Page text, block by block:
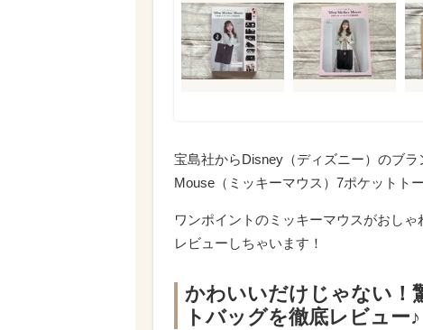
宝島社からDisney（ディズニー）のブ
Mouse（ミッキーマウス）7ポケットト
ワンポイントのミッキーマウスがおし
レビューしちゃいます！
かわいいだけじゃない！
トバッグを徹底レビュー♪